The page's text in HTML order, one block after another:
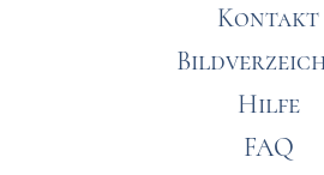
Kontakt
Hilfe
FAQ